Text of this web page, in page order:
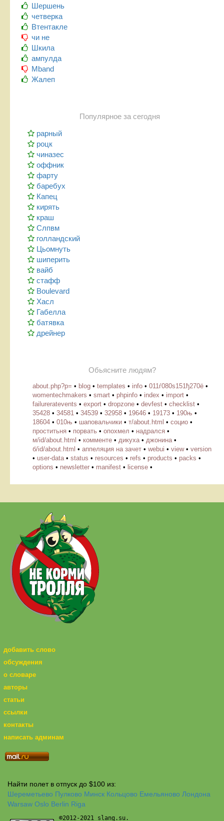
Шершень
четверка
Втентакле
чи не
Шкила
ампулда
Mband
Жалеп
Популярное за сегодня
рарный
роцк
чиназес
оффник
фарту
баребух
Капец
кирять
краш
Слпвм
голландский
Цьомнуть
шиперить
вайб
стафф
Boulevard
Хасл
Габелла
батявка
дрейнер
Обьясните людям?
about.php?p= • blog • templates • info • 011ѓ080ѕ151ђ270ё •
womentechmakers • smart • phpinfo • index • import •
failureratevents • export • dropzone • devfest • checklist •
35428 • 34581 • 34539 • 32958 • 19646 • 19173 • 190њ •
18604 • 010њ • шаповальчики • т/about.html • социо •
проститьня • порвать • опохмел • надрался •
м/id/about.html • комменте • дикуха • джонина •
б/id/about.html • аппеляция на зачет • webui • view• version
• user-data • status • resources • refs • products • packs •
options • newsletter • manifest • license •
добавить слово
обсуждения
о словаре
авторы
статьи
ссылки
контакты
написать админам
Найти полет в отпуск до $100 из:
Шереметьево Пулково Минск Кольцово Емельяново Лондона
Warsaw Oslo Berlin Riga
©2012-2021 slang.su.